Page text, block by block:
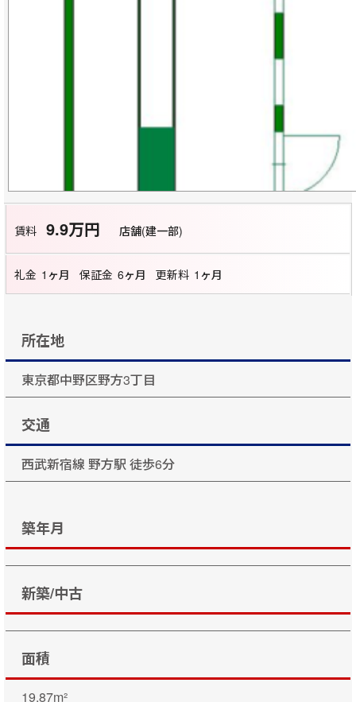
賃料 9.9万円 店舗(建一部)
礼金 1ヶ月 保証金 6ヶ月 更新料 1ヶ月
所在地
東京都中野区野方3丁目
交通
西武新宿線 野方駅 徒歩6分
築年月
新築/中古
面積
19.87m²